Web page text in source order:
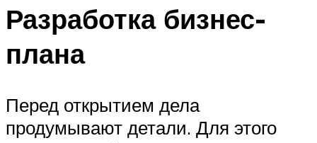
Разработка бизнес-
плана
Перед открытием дела
продумывают детали. Для этого